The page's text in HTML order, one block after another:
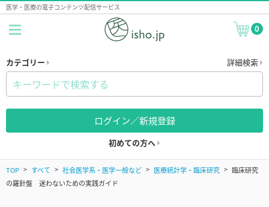
医学・医療の電子コンテンツ配信サービス
0
カテゴリー 詳細検索
ログイン／新規登録
初めての方へ
TOP すべて 社会医学系・医学一般など 医療統計学・臨床研究
臨床研究
の羅針盤 迷わないための実践ガイド